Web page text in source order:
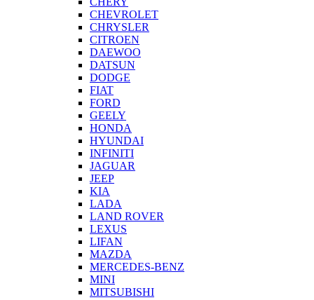
CHEVROLET
CHRYSLER
CITROEN
DAEWOO
DATSUN
DODGE
FIAT
FORD
GEELY
HONDA
HYUNDAI
INFINITI
JAGUAR
JEEP
KIA
LADA
LAND ROVER
LEXUS
LIFAN
MAZDA
MERCEDES-BENZ
MINI
MITSUBISHI